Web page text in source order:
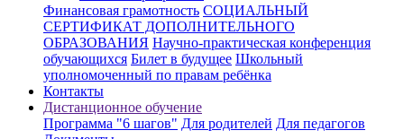
Финансовая грамотность СОЦИАЛЬНЫЙ
СЕРТИФИКАТ ДОПОЛНИТЕЛЬНОГО
ОБРАЗОВАНИЯ Научно-практическая конференция
обучающихся Билет в будущее Школьный
уполномоченный по правам ребёнка
Контакты
Дистанционное обучение
Программа "6 шагов" Для родителей Для педагогов